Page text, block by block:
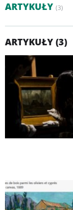
ARTYKUŁY (3)
ARTYKUŁY (3)